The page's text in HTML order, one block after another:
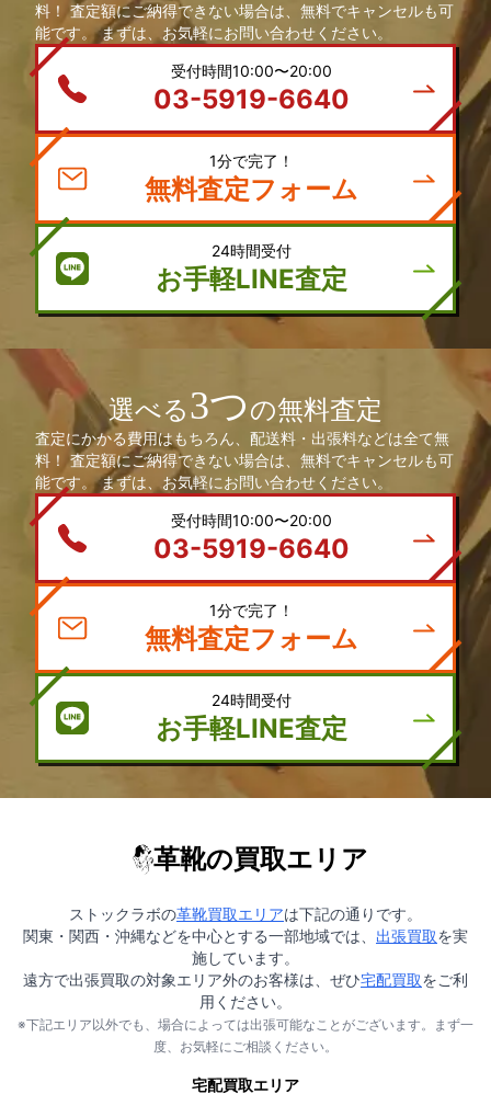
料！ 査定額にご納得できない場合は、無料でキャンセルも可
能です。 まずは、お気軽にお問い合わせください。
受付時間10:00〜20:00
03-5919-6640
1分で完了！
無料査定フォーム
24時間受付
お手軽LINE査定
選べる3つの無料査定
査定にかかる費用はもちろん、配送料・出張料などは全て無
料！ 査定額にご納得できない場合は、無料でキャンセルも可
能です。 まずは、お気軽にお問い合わせください。
受付時間10:00〜20:00
03-5919-6640
1分で完了！
無料査定フォーム
24時間受付
お手軽LINE査定
革靴の買取エリア
ストックラボの革靴買取エリアは下記の通りです。
関東・関西・沖縄などを中心とする一部地域では、 出張買取を実
施しています。
遠方で出張買取の対象エリア外のお客様は、ぜひ宅配買取をご利
用ください。
※下記エリア以外でも、場合によっては出張可能なことがございます。まず一
度、お気軽にご相談ください。
宅配買取エリア